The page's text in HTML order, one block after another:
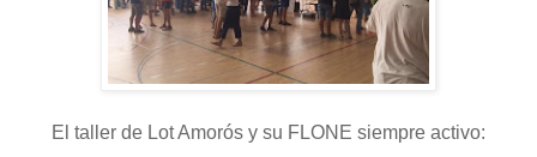
El taller de Lot Amorós y su FLONE siempre activo: